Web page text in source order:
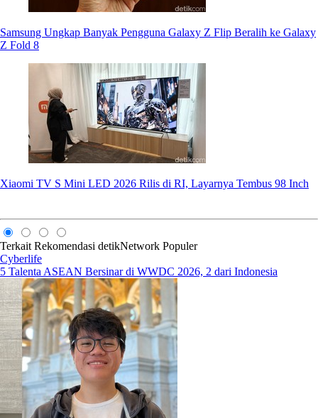
Samsung Ungkap Banyak Pengguna Galaxy Z Flip Beralih ke Galaxy
Z Fold 8
Xiaomi TV S Mini LED 2026 Rilis di RI, Layarnya Tembus 98 Inch
Terkait Rekomendasi detikNetwork Populer
Cyberlife
5 Talenta ASEAN Bersinar di WWDC 2026, 2 dari Indonesia